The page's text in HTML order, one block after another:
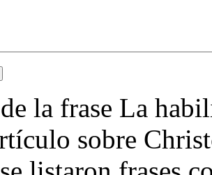
la frase La
sobre